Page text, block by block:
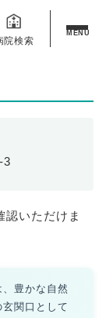
院検索
MENU
3
いただけま
豊かな自然
関口として